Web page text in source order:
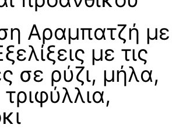
Αραμπατζή με
με τις
σε ρύζι, μήλα,